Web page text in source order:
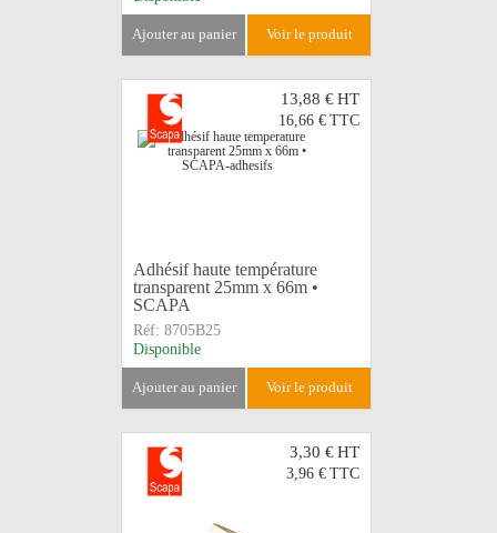
ajouter au panier voir le produit
13,88 €HT
16,66 € TTC
Adhésif haute température
transparent 25mm x 66m •
SCAPA
Réf: 8705B25
Disponible
ajouter au panier voir le produit
3,30 €HT
3,96 € TTC